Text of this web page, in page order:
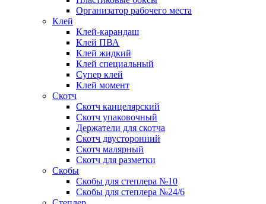
Организатор рабочего места
Клей
Клей-карандаш
Клей ПВА
Клей жидкий
Клей специальный
Супер клей
Клей момент
Скотч
Скотч канцелярский
Скотч упаковочный
Держатели для скотча
Скотч двусторонний
Скотч малярный
Скотч для разметки
Скобы
Скобы для степлера №10
Скобы для степлера №24/6